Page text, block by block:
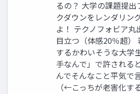
るの？ 大学の課題提出
クダウンをレンダリン
よ！ テクノフォビア丸
目立つ（体感20％超）
するかわいそうな大学
手なんで」で許される
んでそんなこと平気で
（←こっちが老害化す